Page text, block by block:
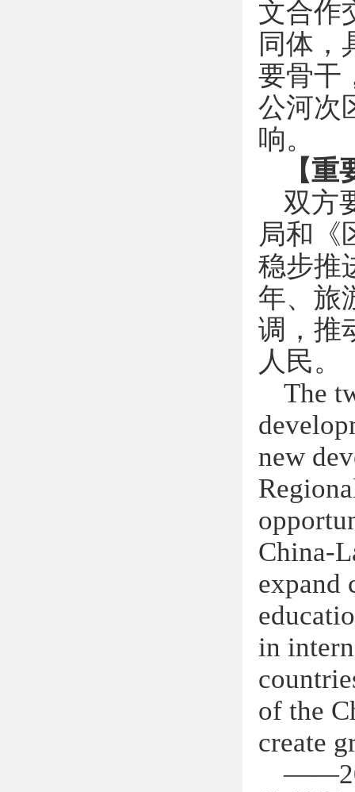
文合作
同体，
要骨干
公河次
响。
【
双方
局和《
稳步推
年、旅
调，推
人民。
The
new
China-
expand
in
of the
create